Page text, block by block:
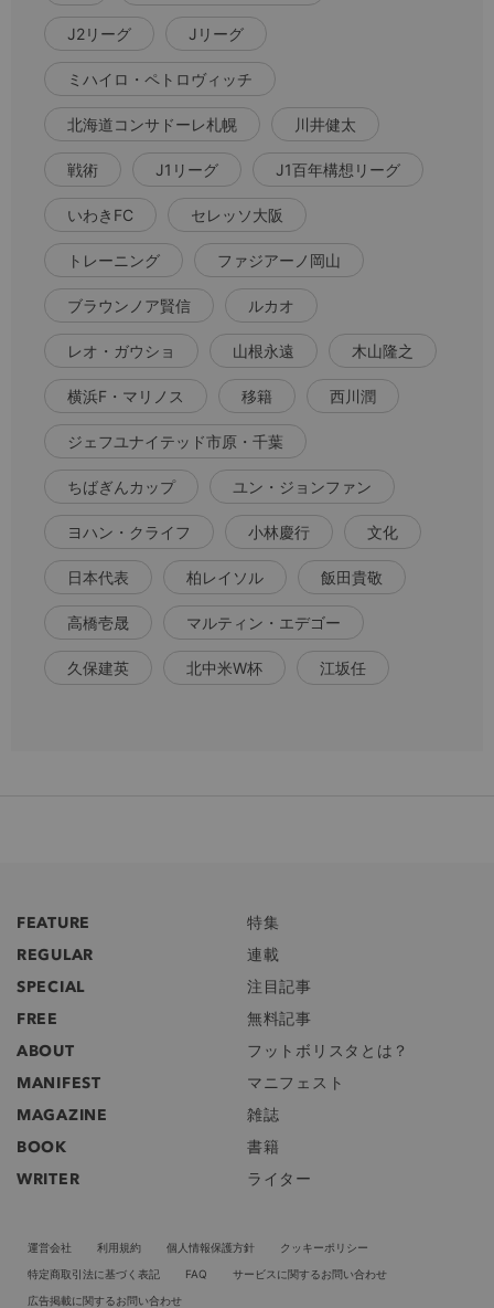
J2リーグ Jリーグ
ミハイロ・ペトロヴィッチ
北海道コンサドーレ札幌 川井健太
戦術 J1リーグ J1百年構想リーグ
いわきFC セレッソ大阪
トレーニング ファジアーノ岡山
ブラウンノア賢信 ルカオ
レオ・ガウショ 山根永遠 木山隆之
横浜F・マリノス 移籍 西川潤
ジェフユナイテッド市原・千葉
ちばぎんカップ ユン・ジョンファン
ヨハン・クライフ 小林慶行 文化
日本代表 柏レイソル 飯田貴敬
高橋壱晟 マルティン・エデゴー
久保建英 北中米W杯 江坂任
FEATURE
特集
REGULAR
連載
SPECIAL
注目記事
FREE
無料記事
ABOUT
フットボリスタとは？
MANIFEST
マニフェスト
MAGAZINE
雑誌
BOOK
書籍
WRITER
ライター
運営会社 利用規約 個人情報保護方針
クッキーポリシー
特定商取引法に基づく表記
FAQ
サービスに関するお問い合わせ
広告掲載に関するお問い合わせ